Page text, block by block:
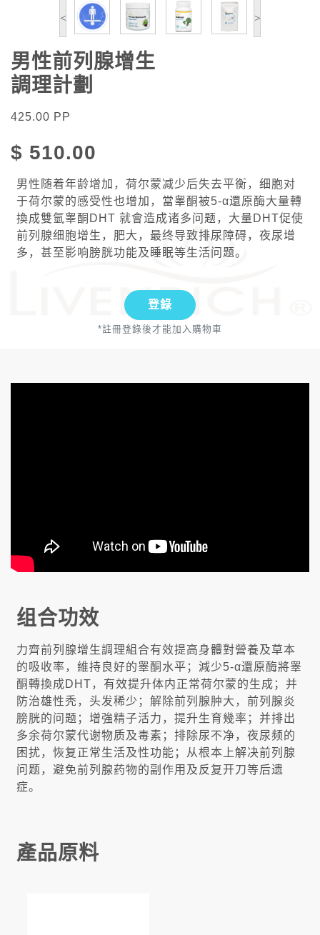
< >
男性前列腺增生
調理計劃
425.00 PP
$ 510.00
男性随着年龄增加，荷尔蒙减少后失去平衡，细胞对
于荷尔蒙的感受性也增加，當睾酮被5-α還原酶大量轉
換成雙氫睾酮DHT 就會造成诸多问题，大量DHT促使
前列腺细胞增生，肥大，最终导致排尿障碍，夜尿增
多，甚至影响膀胱功能及睡眠等生活问题。
登錄
*註冊登錄後才能加入購物車
组合功效
力齊前列腺增生調理組合有效提高身體對營養及草本
的吸收率，維持良好的睾酮水平；減少5-α還原酶將睾
酮轉換成DHT，有效提升体内正常荷尔蒙的生成；并
防治雄性秃，头发稀少；解除前列腺肿大，前列腺炎
膀胱的问题；增強精子活力，提升生育幾率；并排出
多余荷尔蒙代谢物质及毒素；排除尿不净，夜尿频的
困扰，恢复正常生活及性功能；从根本上解决前列腺
问题，避免前列腺药物的副作用及反复开刀等后遗
症。
產品原料